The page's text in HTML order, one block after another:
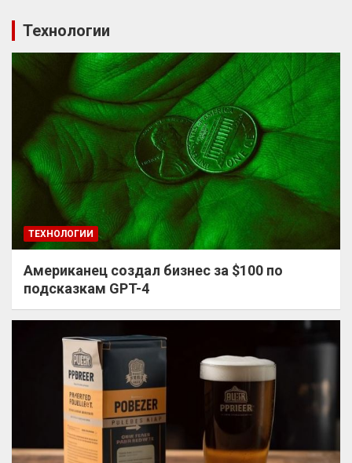
Технологии
ТЕХНОЛОГИИ
Американец создал бизнес за $100 по
подсказкам GPT-4